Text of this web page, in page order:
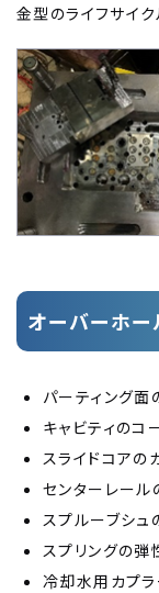
金型のライフサイク
オーバーホ
パーティング面
キャビティのコ
スライドコアの
センターレール
スプルーブシュ
スプリングの弾
冷却水用カプ